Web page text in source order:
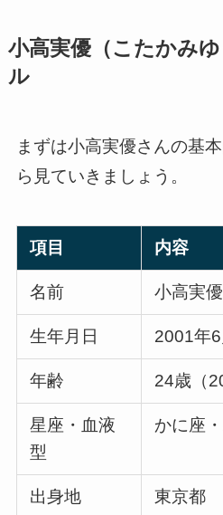
小高実優（こたかみ
ル
まずは小高実優さんの基
ら見ていきましょう。
項目 内容
名前 小高実
生年月日 2001年
年齢 24歳（
星座・血液
型
かに座
出身地 東京都